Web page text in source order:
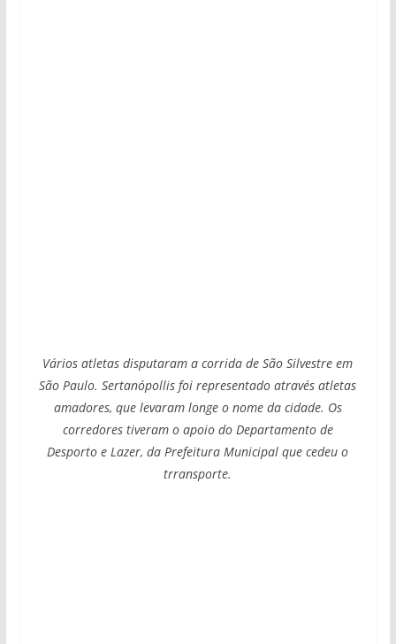
Vários atletas disputaram a corrida de São Silvestre em
São Paulo. Sertanópollis foi representado através atletas
amadores, que levaram longe o nome da cidade. Os
corredores tiveram o apoio do Departamento de
Desporto e Lazer, da Prefeitura Municipal que cedeu o
trransporte.